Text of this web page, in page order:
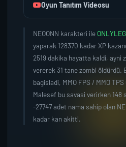
Oyun Tanıtım Videosu
NEOONN karakteri ile
yaparak 128370 kadar XP
2519 dakika hayatta kaldi, ayni
vererek 31 tane zombi öldürdü.
bagisladi, MMO FPS / MMO
Malesef bu savasi verirken 148
-27747 adet nama sahip olan
kadar kan akitti.